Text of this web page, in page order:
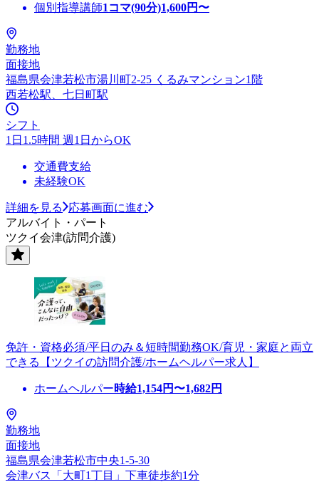
個別指導講師1コマ(90分)1,600円〜
勤務地
面接地
福島県会津若松市湯川町2-25 くるみマンション1階
西若松駅、七日町駅
シフト
1日1.5時間 週1日からOK
交通費支給
未経験OK
詳細を見る
応募画面に進む
アルバイト・パート
ツクイ会津(訪問介護)
免許・資格必須/平日のみ＆短時間勤務OK/育児・家庭と両立
できる【ツクイの訪問介護/ホームヘルパー求人】
ホームヘルパー時給1,154円〜1,682円
勤務地
面接地
福島県会津若松市中央1-5-30
会津バス「大町1丁目」下車徒歩約1分